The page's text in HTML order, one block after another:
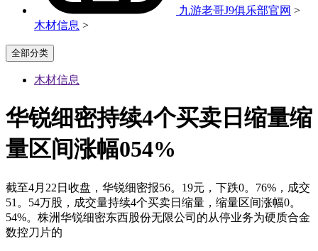
九游老哥J9俱乐部官网 >
木材信息 >
全部分类
木材信息
华锐细密持续4个买卖日缩量缩
量区间涨幅054%
截至4月22日收盘，华锐细密报56。19元，下跌0。76%，成交
51。54万股，成交量持续4个买卖日缩量，缩量区间涨幅0。
54%。株洲华锐细密东西股份无限公司的从停业务为硬质合金
数控刀片的